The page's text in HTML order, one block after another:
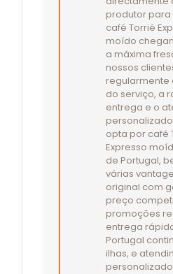
produtor
café Torrié
moído
a máxima
nossos
regularmente
do serviço, a
entrega e o
opta por café
Expresso
de Portugal,
várias
original com
preço
promoções
entrega
Portugal
ilhas, e